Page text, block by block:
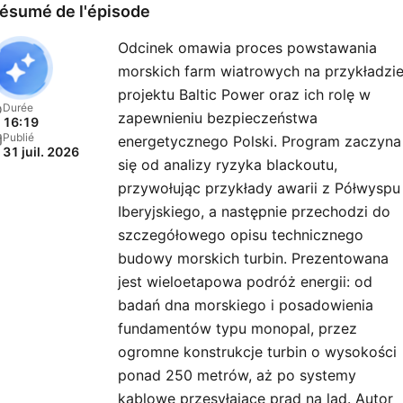
Niedzielny. Współpracuję lub
współpracowałem z
mediami m.in.: z redakcjami:
Pytanie na Śniadanie,
Teleexpress, Dzień Dobry
TVN; Wiedzą i Życiem,
magazynem National
Geographic, Gazetą
Rzeczpospolitą, magazynem
Focus. Byłem autorem oraz
prowadzącym program
w TVP2. Wspóltworzyłem
programy radiowe: „Pytania
kosmosu” oraz Klub Trójki.
de l'épisode
Durée
16:19
Publié
31 juil. 2026
Odcinek omawia proces powstawania
morskich farm wiatrowych na przykładzie
projektu Baltic Power oraz ich rolę w
zapewnieniu bezpieczeństwa
energetycznego Polski. Program zaczyna
się od analizy ryzyka blackoutu,
przywołując przykłady awarii z Półwyspu
Iberyjskiego, a następnie przechodzi do
szczegółowego opisu technicznego
budowy morskich turbin. Prezentowana
jest wieloetapowa podróż energii: od
badań dna morskiego i posadowienia
fundamentów typu monopal, przez
ogromne konstrukcje turbin o wysokości
ponad 250 metrów, aż po systemy
kablowe przesyłające prąd na ląd. Autor